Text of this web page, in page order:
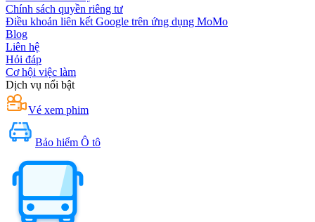
Chính sách quyền riêng tư
Điều khoản liên kết Google trên ứng dụng MoMo
Blog
Liên hệ
Hỏi đáp
Cơ hội việc làm
Dịch vụ nổi bật
Vé xem phim
Bảo hiểm Ô tô